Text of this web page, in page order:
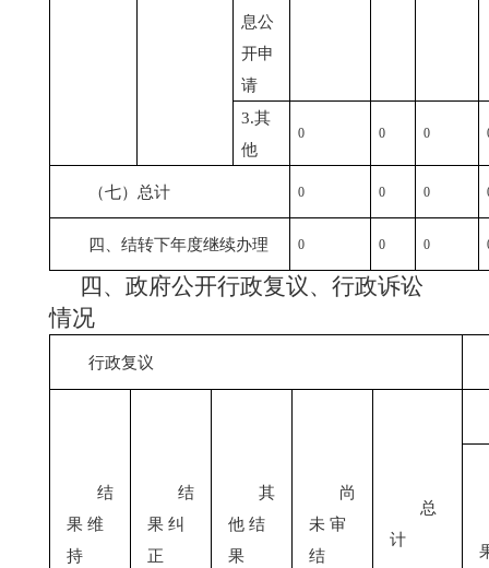
息公
开申
请
3.其
他
0 0 0
（七）总计 0 0 0
四、结转下年度继续办理 0 0 0
四、政府公开行政复议、行政诉讼
情况
行政复议
结
果 维
持
结
果 纠
正
其
他 结
果
尚
未 审
结
总
计